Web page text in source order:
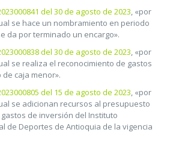
del 30 de agosto de 2023, «por
se hace un nombramiento en periodo
da por terminado un encargo».
del 30 de agosto de 2023, «por
se realiza el reconocimiento de gastos
caja menor».
del 15 de agosto de 2023, «por
se adicionan recursos al presupuesto
de inversión del Instituto
de Deportes de Antioquia de la vigencia